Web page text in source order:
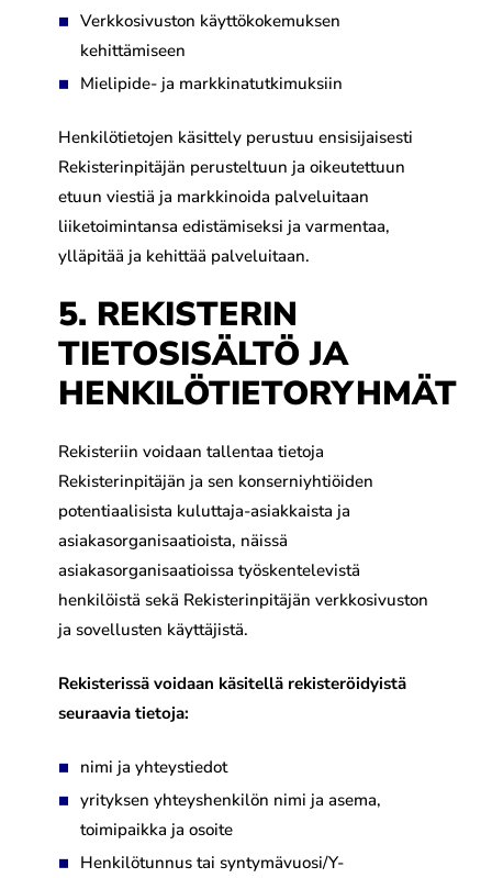
Verkkosivuston käyttökokemuksen
kehittämiseen
Mielipide- ja markkinatutkimuksiin
Henkilötietojen käsittely perustuu ensisijaisesti
Rekisterinpitäjän perusteltuun ja oikeutettuun
etuun viestiä ja markkinoida palveluitaan
liiketoimintansa edistämiseksi ja varmentaa,
ylläpitää ja kehittää palveluitaan.
5. REKISTERIN
TIETOSISÄLTÖ JA
HENKILÖTIETORYHMÄT
Rekisteriin voidaan tallentaa tietoja
Rekisterinpitäjän ja sen konserniyhtiöiden
potentiaalisista kuluttaja-asiakkaista ja
asiakasorganisaatioista, näissä
asiakasorganisaatioissa työskentelevistä
henkilöistä sekä Rekisterinpitäjän verkkosivuston
ja sovellusten käyttäjistä.
Rekisterissä voidaan käsitellä rekisteröidyistä
seuraavia tietoja:
nimi ja yhteystiedot
yrityksen yhteyshenkilön nimi ja asema,
toimipaikka ja osoite
Henkilötunnus tai syntymävuosi/Y-